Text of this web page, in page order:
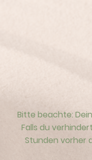
Bitte beachte:
Falls du
Stunden vorher